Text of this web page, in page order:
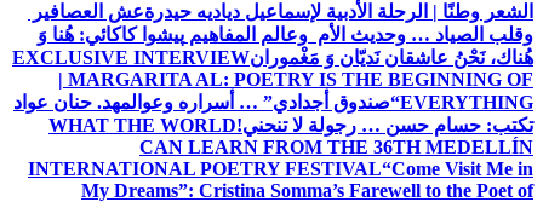
الشعر وطنًا | الرحلة الأدبية لإسماعيل دياديه حيدرةعش العصافير
وقلب الصياد … وحديث الأم وعالم المفاهيم پیشوا کاکائي: هُنا وَ
هُناك، نَحْنُ عاشقان نَديّان وَ مَغْمورانEXCLUSIVE INTERVIEW
| MARGARITA AL: POETRY IS THE BEGINNING OF
EVERYTHING“صندوق أجدادي” … أسراره وعوالمهد. حنان عواد
تكتب: حسام حسن … رجولة لا تنحني!WHAT THE WORLD
CAN LEARN FROM THE 36TH MEDELLÍN
INTERNATIONAL POETRY FESTIVAL“Come Visit Me in
My Dreams”: Cristina Somma’s Farewell to the Poet of